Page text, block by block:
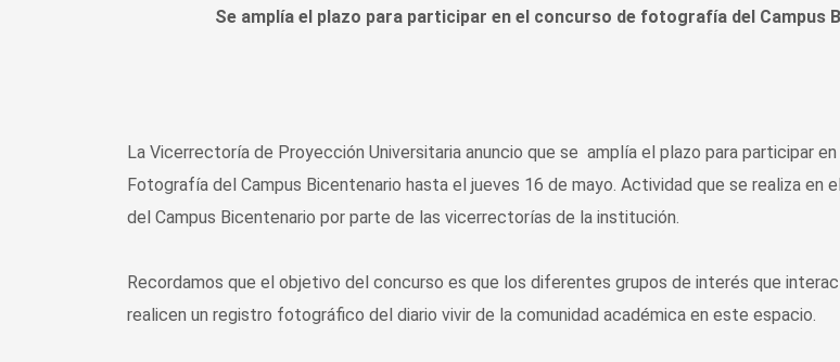
Se amplía el plazo para participar en el concurso de fotografía del Campus
La Vicerrectoría de Proyección Universitaria anuncio que se amplía el plazo para participar
Fotografía del Campus Bicentenario hasta el jueves 16 de mayo. Actividad que se realiza en
del Campus Bicentenario por parte de las vicerrectorías de la institución.
Recordamos que el objetivo del concurso es que los diferentes grupos de interés que
realicen un registro fotográfico del diario vivir de la comunidad académica en este espacio.